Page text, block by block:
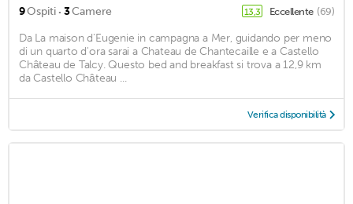
9Ospiti · 3Camere 13,3 Eccellente (69)
Da La maison d'Eugenie in campagna a Mer, guidando per meno
di un quarto d'ora sarai a Chateau de Chantecaille e a Castello
Château de Talcy. Questo bed and breakfast si trova a 12,9 km
da Castello Château ...
Verifica disponibilità